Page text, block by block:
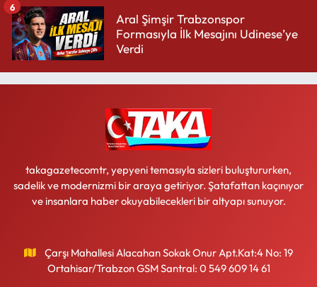
Aral Şimşir Trabzonspor
Formasıyla İlk Mesajını Udinese’ye
Verdi
6
takagazetecomtr, yepyeni temasıyla sizleri buluştururken,
sadelik ve modernizmi bir araya getiriyor. Şatafattan kaçınıyor
ve insanlara haber okuyabilecekleri bir altyapı sunuyor.
Çarşı Mahallesi Alacahan Sokak Onur Apt.Kat:4 No: 19
Ortahisar/Trabzon GSM Santral: 0 549 609 14 61